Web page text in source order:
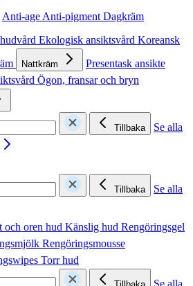
Anti-ageAnti-pigmentDagkräm
Ekologisk ansiktsvård Koreansk
Nattkräm
Presentask ansikte
Ögon, fransar och bryn
Tillbaka
Se alla
Tillbaka
Se alla
och oren hud Känslig hud Rengöringsgel
Rengöringsmousse
Torr hud